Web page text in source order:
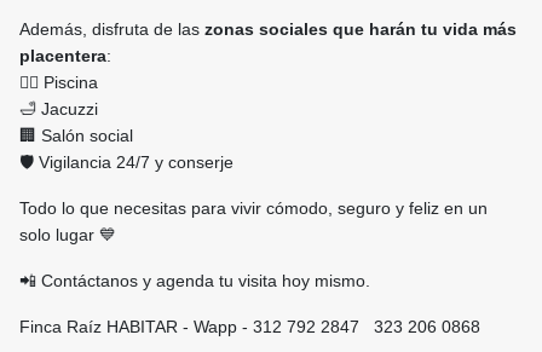
Además, disfruta de las zonas sociales que harán tu vida más
placentera:
🏊‍♂️ Piscina
🛁 Jacuzzi
🏢 Salón social
🛡️ Vigilancia 24/7 y conserje
Todo lo que necesitas para vivir cómodo, seguro y feliz en un
solo lugar 💙
📲 Contáctanos y agenda tu visita hoy mismo.
Finca Raíz HABITAR - Wapp - 312 792 2847 323 206 0868